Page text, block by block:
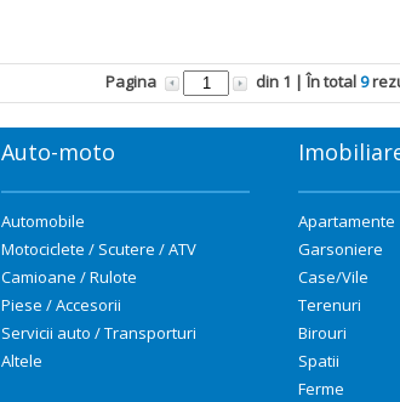
Pagina din 1 | În total9
Auto-moto
Automobile
Motociclete / Scutere / ATV
Camioane / Rulote
Piese / Accesorii
Servicii auto / Transporturi
Altele
Apartamente
Garsoniere
Case/Vile
Terenuri
Birouri
Spatii
Ferme